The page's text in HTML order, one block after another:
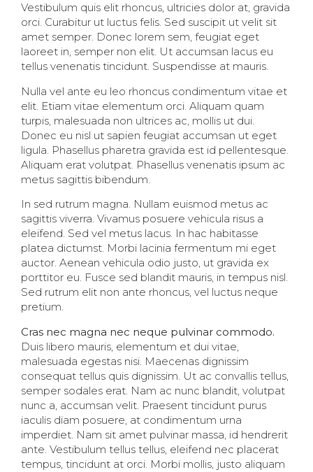
Vestibulum quis elit rhoncus, ultricies dolor at, gravida
orci. Curabitur ut luctus felis. Sed suscipit ut velit sit
amet semper. Donec lorem sem, feugiat eget
laoreet in, semper non elit. Ut accumsan lacus eu
tellus venenatis tincidunt. Suspendisse at mauris.
Nulla vel ante eu leo rhoncus condimentum vitae et
elit. Etiam vitae elementum orci. Aliquam quam
turpis, malesuada non ultrices ac, mollis ut dui.
Donec eu nisl ut sapien feugiat accumsan ut eget
ligula. Phasellus pharetra gravida est id pellentesque.
Aliquam erat volutpat. Phasellus venenatis ipsum ac
metus sagittis bibendum.
In sed rutrum magna. Nullam euismod metus ac
sagittis viverra. Vivamus posuere vehicula risus a
eleifend. Sed vel metus lacus. In hac habitasse
platea dictumst. Morbi lacinia fermentum mi eget
auctor. Aenean vehicula odio justo, ut gravida ex
porttitor eu. Fusce sed blandit mauris, in tempus nisl.
Sed rutrum elit non ante rhoncus, vel luctus neque
pretium.
Cras nec magna nec neque pulvinar commodo.
Duis libero mauris, elementum et dui vitae,
malesuada egestas nisi. Maecenas dignissim
consequat tellus quis dignissim. Ut ac convallis tellus,
semper sodales erat. Nam ac nunc blandit, volutpat
nunc a, accumsan velit. Praesent tincidunt purus
iaculis diam posuere, at condimentum urna
imperdiet. Nam sit amet pulvinar massa, id hendrerit
ante. Vestibulum tellus tellus, eleifend nec placerat
tempus, tincidunt at orci. Morbi mollis, justo aliquam